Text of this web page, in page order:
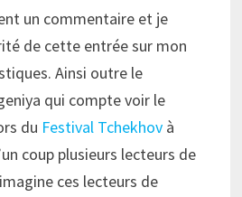
un commentaire et je
de cette entrée sur mon
Ainsi outre le
qui compte voir le
du Festival Tchekhovà
coup plusieurs lecteurs de
ces lecteurs de